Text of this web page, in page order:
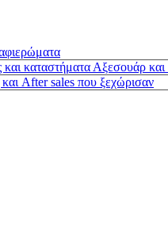
και καταστήματα Αξεσουάρ
και After sales που ξεχώρισαν